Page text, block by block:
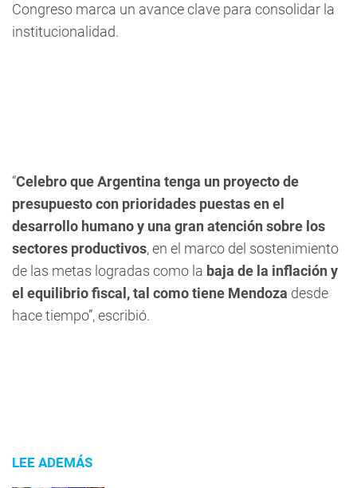
Congreso marca un avance clave para consolidar la
institucionalidad.
“Celebro que Argentina tenga un proyecto de
presupuesto con prioridades puestas en el
desarrollo humano y una gran atención sobre los
sectores productivos, en el marco del sostenimiento
de las metas logradas como la baja de la inflación y
el equilibrio fiscal, tal como tiene Mendoza desde
hace tiempo”, escribió.
LEE ADEMÁS